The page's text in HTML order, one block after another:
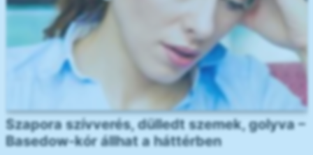
Szapora szívverés, dülledt szemek, golyva –
Basedow-kór állhat a háttérben